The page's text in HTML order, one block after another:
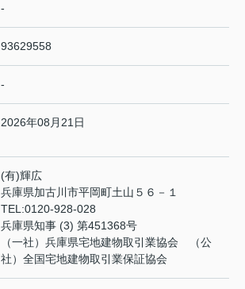
-
93629558
-
2026年08月21日
(有)輝広
兵庫県加古川市平岡町土山５６－１
TEL:0120-928-028
兵庫県知事 (3) 第451368号
（一社）兵庫県宅地建物取引業協会 （公
社）全国宅地建物取引業保証協会